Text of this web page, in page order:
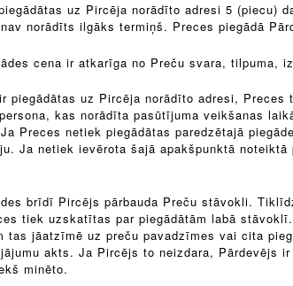
uz Pircēja norādīto adresi 5 (piecu)
norādīts ilgāks termiņš. Preces piegādā
cena ir atkarīga no Preču svara, tilpuma,
piegādātas uz Pircēja norādīto adresi,
kas norādīta pasūtījuma veikšanas
Preces netiek piegādātas paredzētajā
Ja netiek ievērota šajā apakšpunktā
brīdī Pircējs pārbauda Preču stāvokli.
tiek uzskatītas par piegādātām labā
tas jāatzīmē uz preču pavadzīmes vai cita
akts. Ja Pircējs to neizdara, Pārdevējs
minēto.